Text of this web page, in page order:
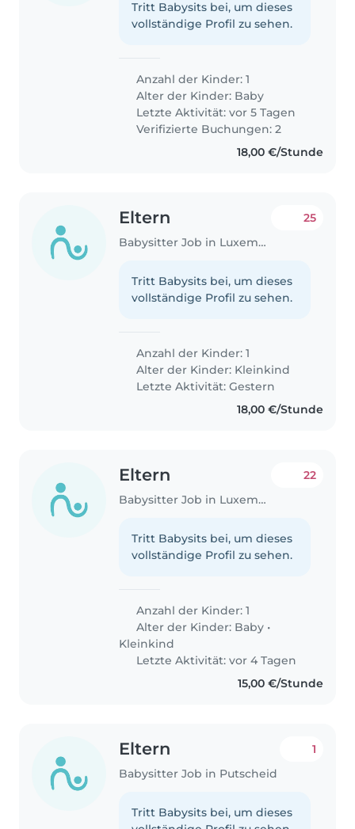
Tritt Babysits bei, um dieses
vollständige Profil zu sehen.
Anzahl der Kinder: 1
Alter der Kinder: Baby
Letzte Aktivität: vor 5 Tagen
Verifizierte Buchungen: 2
18,00 €/Stunde
Eltern
Babysitter Job in Luxemburg
25
Tritt Babysits bei, um dieses
vollständige Profil zu sehen.
Anzahl der Kinder: 1
Alter der Kinder: Kleinkind
Letzte Aktivität: Gestern
18,00 €/Stunde
Eltern
Babysitter Job in Luxemburg
22
Tritt Babysits bei, um dieses
vollständige Profil zu sehen.
Anzahl der Kinder: 1
Alter der Kinder: Baby •
Kleinkind
Letzte Aktivität: vor 4 Tagen
15,00 €/Stunde
Eltern
Babysitter Job in Putscheid
1
Tritt Babysits bei, um dieses